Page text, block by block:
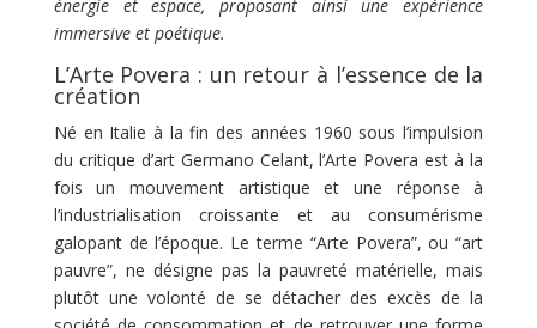
énergie et espace, proposant ainsi une expérience
immersive et poétique.
L’Arte Povera : un retour à l’essence de la
création
Né en Italie à la fin des années 1960 sous l’impulsion
du critique d’art Germano Celant, l’Arte Povera est à la
fois un mouvement artistique et une réponse à
l’industrialisation croissante et au consumérisme
galopant de l’époque. Le terme “Arte Povera”, ou “art
pauvre”, ne désigne pas la pauvreté matérielle, mais
plutôt une volonté de se détacher des excès de la